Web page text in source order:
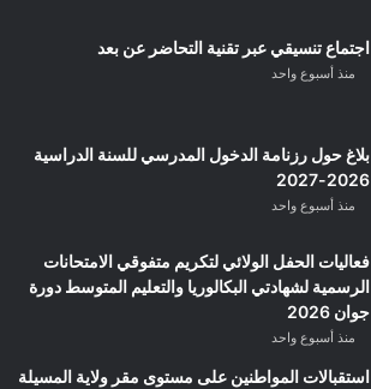
اجتماع تنسيقي عبر تقنية التحاضر عن بعد
منذ أسبوع واحد
بلاغ حول رزنامة الدخول المدرسي للسنة الدراسية
2026-2027
منذ أسبوع واحد
فعاليات الحفل الولائي لتكريم متفوقي الامتحانات
الرسمية لشهادتي البكالوريا والتعليم المتوسط دورة
جوان 2026
منذ أسبوع واحد
استقبالات المواطنين على مستوى مقر ولاية المسيلة